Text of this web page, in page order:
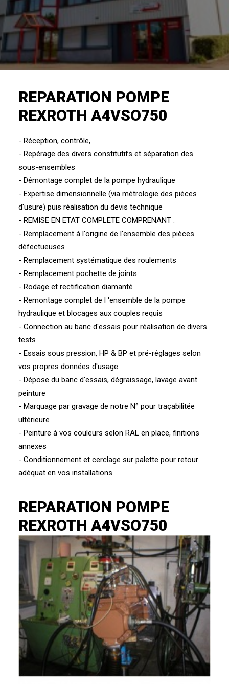
REPARATION POMPE
REXROTH A4VSO750
- Réception, contrôle,
- Repérage des divers constitutifs et séparation des
sous-ensembles
- Démontage complet de la pompe hydraulique
- Expertise dimensionnelle (via métrologie des pièces
d'usure) puis réalisation du devis technique
- REMISE EN ETAT COMPLETE COMPRENANT :
- Remplacement à l'origine de l'ensemble des pièces
défectueuses
- Remplacement systématique des roulements
- Remplacement pochette de joints
- Rodage et rectification diamanté
- Remontage complet de l 'ensemble de la pompe
hydraulique et blocages aux couples requis
- Connection au banc d'essais pour réalisation de divers
tests
- Essais sous pression, HP & BP et pré-réglages selon
vos propres données d'usage
- Dépose du banc d'essais, dégraissage, lavage avant
peinture
- Marquage par gravage de notre N° pour traçabilitée
ultérieure
- Peinture à vos couleurs selon RAL en place, finitions
annexes
- Conditionnement et cerclage sur palette pour retour
adéquat en vos installations
REPARATION POMPE
REXROTH A4VSO750